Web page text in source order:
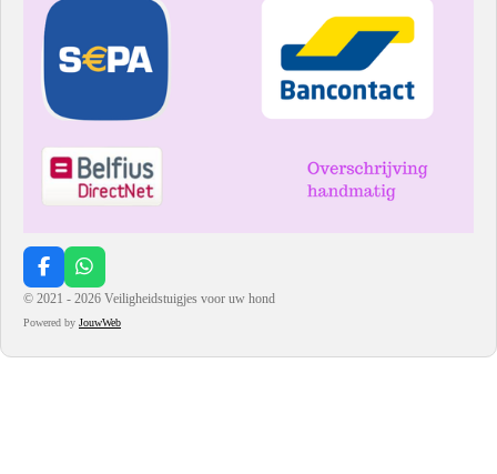
F
a
e
o
W
h
t
A
© 2021 - 2026 Veiligheidstuigjes voor uw hond
Powered by JouwWeb